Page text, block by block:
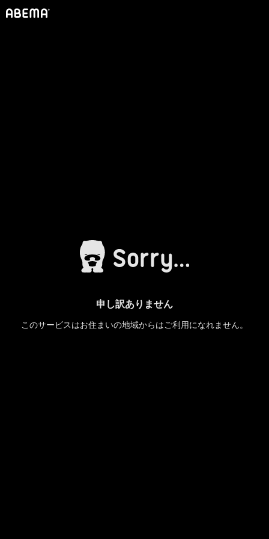
申し訳ありません
このサービスはお住まいの地域からはご利用になれません。